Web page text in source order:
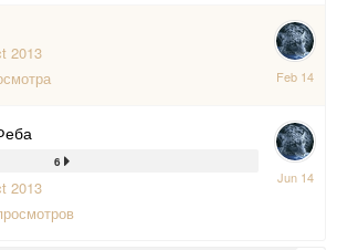
2013
26
Feb
6
2013
29
Jun